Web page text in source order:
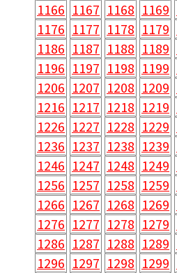
1166 1167 1168 1169
1176 1177 1178 1179
1186 1187 1188 1189
1196 1197 1198 1199
1206 1207 1208 1209
1216 1217 1218 1219
1226 1227 1228 1229
1236 1237 1238 1239
1246 1247 1248 1249
1256 1257 1258 1259
1266 1267 1268 1269
1276 1277 1278 1279
1286 1287 1288 1289
1296 1297 1298 1299